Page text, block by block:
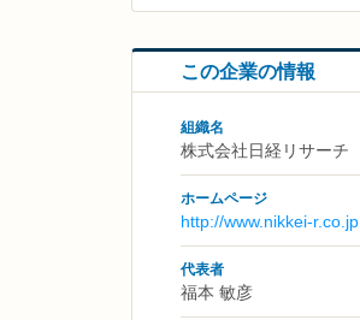
この企業の情報
組織名
株式会社日経リサーチ
ホームページ
http://www.nikkei-r.co.jp
代表者
福本 敏彦